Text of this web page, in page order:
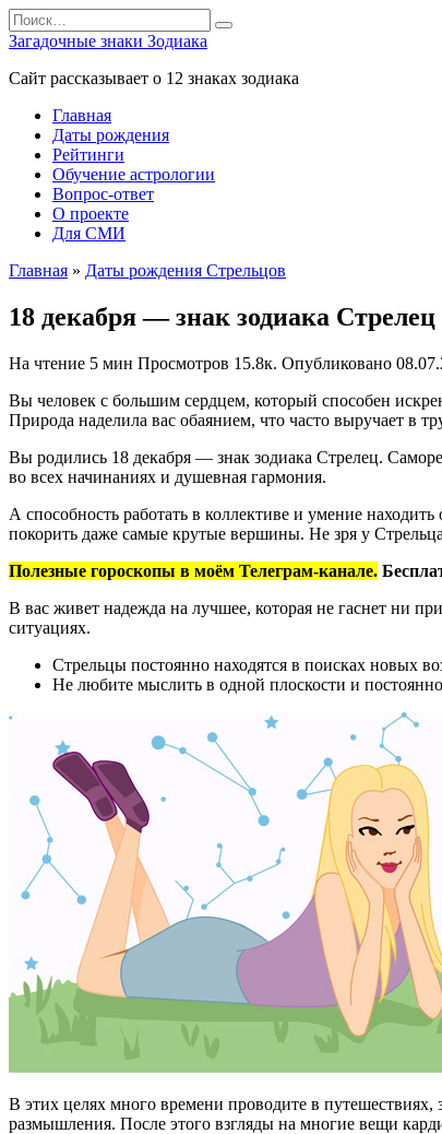
Перейти
к
содержанию
Search
for:
Загадочные знаки Зодиака
Сайт рассказывает о 12 знаках зодиака
Главная
Даты рождения
Рейтинги
Обучение астрологии
Вопрос-ответ
О проекте
Для СМИ
Главная » Даты рождения Стрельцов
18 декабря — знак зодиака Стрелец
На чтение 5 мин Просмотров 15.8к. Опубликовано
Вы человек с большим сердцем, который способен
Природа наделила вас обаянием, что часто выручает в
Вы родились 18 декабря — знак зодиака Стрелец.
во всех начинаниях и душевная гармония.
А способность работать в коллективе и умение
покорить даже самые крутые вершины. Не зря у Стрельца
Полезные гороскопы в моём Телеграм-канале.
В вас живет надежда на лучшее, которая не гаснет ни
ситуациях.
Стрельцы постоянно находятся в поисках новых
Не любите мыслить в одной плоскости и
В этих целях много времени проводите в путешествиях,
размышления. После этого взгляды на многие вещи